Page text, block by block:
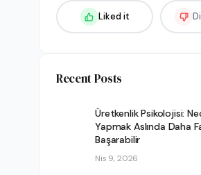
Liked it
Recent Posts
Üretkenlik Psikolojisi:
Yapmak Aslında Daha
Başarabilir
Nis 9, 2026